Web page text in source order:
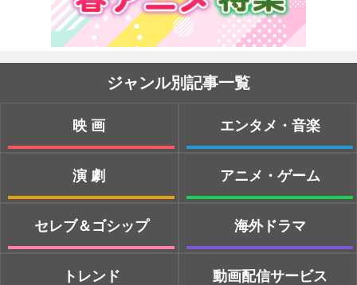
ジャンル別記事一覧
映画
演劇
セレブ＆ゴシップ
トレンド
エンタメ・音楽
アニメ・ゲーム
海外ドラマ
動画配信サービス